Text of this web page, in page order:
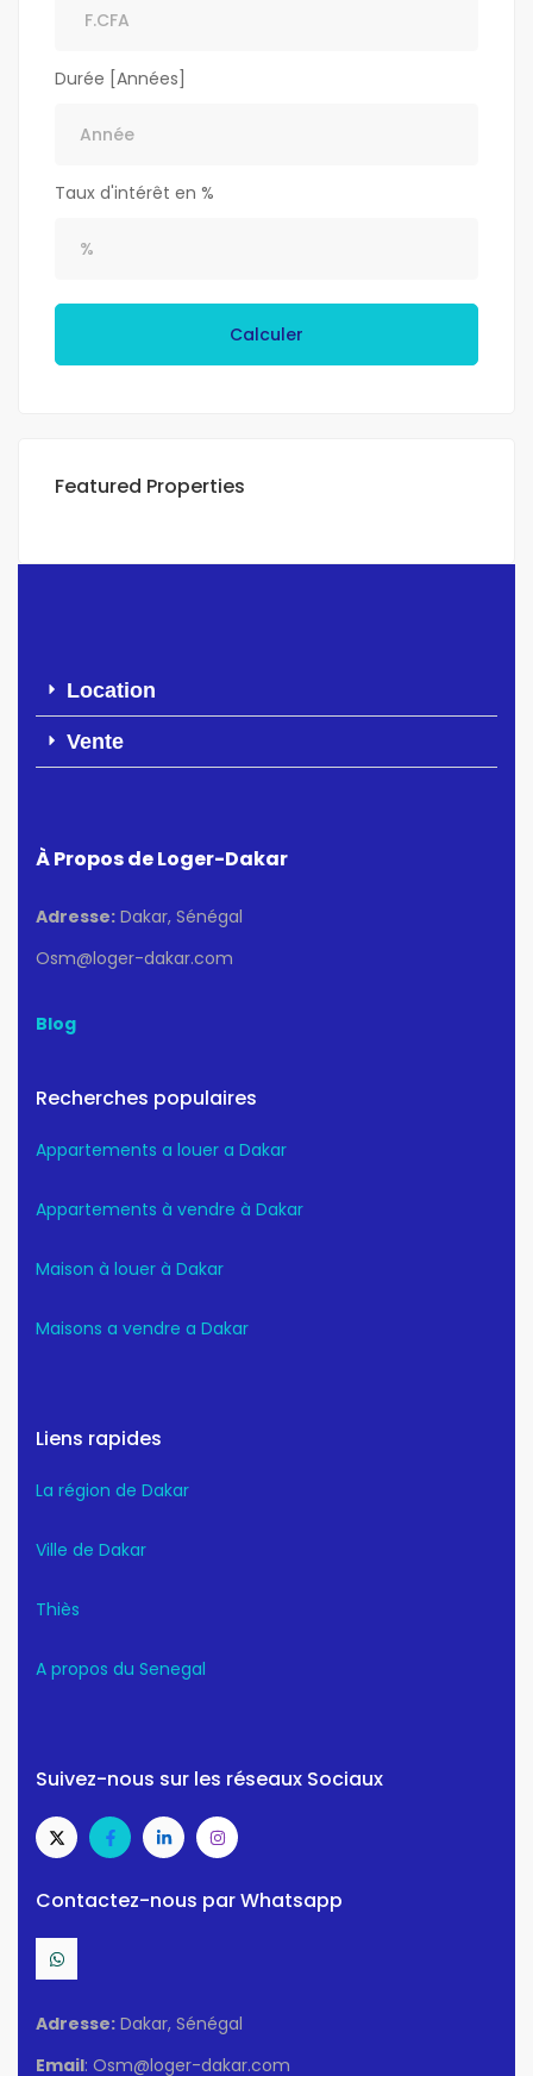
Durée [Années]
Taux d'intérêt en %
Calculer
Featured Properties
Location
Vente
À Propos de Loger-Dakar
Adresse: Dakar, Sénégal
Osm@loger-dakar.com
Blog
Recherches populaires
Appartements a louer a Dakar
Appartements à vendre à Dakar
Maison à louer à Dakar
Maisons a vendre a Dakar
Liens rapides
La région de Dakar
Ville de Dakar
Thiès
A propos du Senegal
Suivez-nous sur les réseaux Sociaux
Contactez-nous par Whatsapp
Adresse: Dakar, Sénégal
Email: Osm@loger-dakar.com